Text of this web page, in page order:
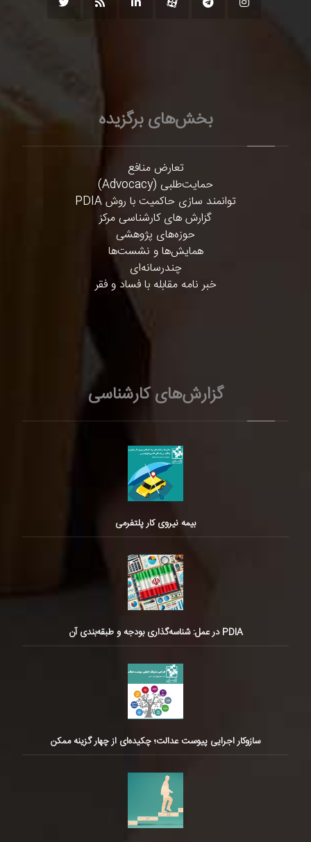
بخش‌های برگزیده
تعارض منافع
حمایت‌طلبی (Advocacy)
توانمند سازی حاکمیت با روش PDIA
گزارش های کارشناسی مرکز
حوزه‌های پژوهشی
همایش‌ها و نشست‌ها
چندرسانه‌ای
خبر نامه مقابله با فساد و فقر
گزارش‌های کارشناسی
بیمه نیروی کار پلتفرمی
PDIA در عمل: شناسه‌گذاری بودجه و طبقه‌بندی آن
سازوکار اجرایی پیوست عدالت؛ چکیده‌ای از چهار گزینه ممکن